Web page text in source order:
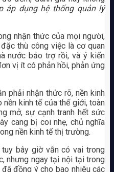
áp dụng hệ thống quản lý
nhận thức của mọi người,
thù công việc là cơ quan
nước bảo trợ rồi, và ý kiến
vị ít có phản hồi, phản ứng
phải nhận thức rõ, nền kinh
kinh tế của thế giới, toàn
mở, sự cạnh tranh hết sức
cang bị coi nhẹ, chủ nghĩa
nền kinh tế thị trường.
bây giờ vẫn có vai trong
nhưng ngay tại nội tại trong
đồng ý cho bao nhiêu các